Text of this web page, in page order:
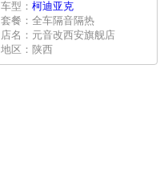
车型： 柯迪亚克
套餐：全车隔音隔热
店名：元音改西安旗舰店
地区：陕西